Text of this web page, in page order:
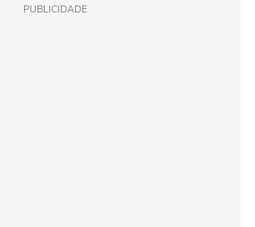
PUBLICIDADE